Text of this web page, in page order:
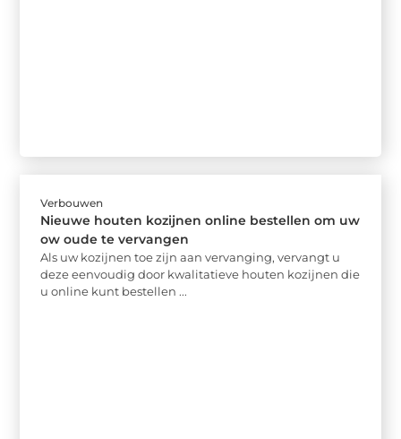
Verbouwen
Nieuwe houten kozijnen online bestellen om uw
ow oude te vervangen
Als uw kozijnen toe zijn aan vervanging, vervangt u
deze eenvoudig door kwalitatieve houten kozijnen die
u online kunt bestellen ...